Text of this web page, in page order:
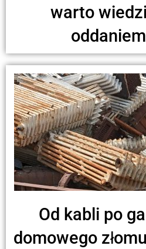
warto
Od kabli po
domowego